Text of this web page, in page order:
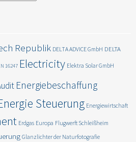
Republik DELTA ADVICE GmbH DELTA
16247 Electricity Elektra Solar GmbH
Energiebeschaffung
Steuerung Energiewirtschaft
Erdgas Europa Flugwerft Schleißheim
Glanzlichter der Naturfotografie